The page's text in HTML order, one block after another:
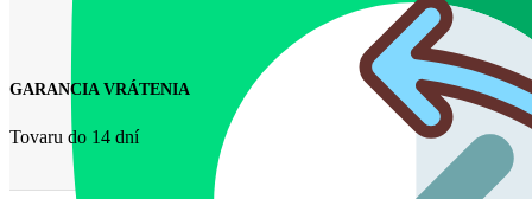
GARANCIA VRÁTENIA
Tovaru do 14 dní